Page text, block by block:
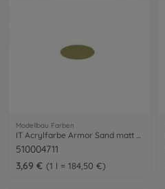
Modellbau Farben
IT Acrylfarbe Armor Sand matt 20ml
510004711
3,69 €
1 l = 184,50 €